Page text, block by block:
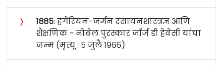
〉 १८८५: हंगेरियन-जर्मन रसायनशास्त्रज्ञ आणि
शैक्षणिक - नोबेल पुरस्कार जॉर्ज डी हेवेसी यांचा
जन्म (मृत्यू : ५ जुलै १९६६)